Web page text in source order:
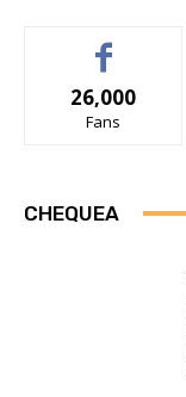
26,000
Fans
CHEQUEA